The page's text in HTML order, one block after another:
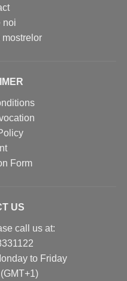
noi
Form
US
call us at:
to Friday